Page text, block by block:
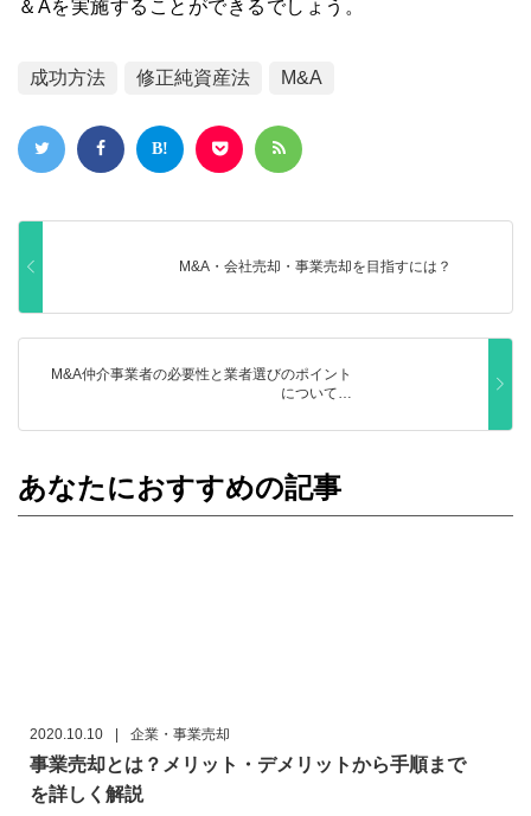
＆Aを実施することができるでしょう。
成功方法 修正純資産法 M&A
M&A・会社売却・事業売却を目指すには？
M&A仲介事業者の必要性と業者選びのポイント
について…
あなたにおすすめの記事
2020.10.10 | 企業・事業売却
事業売却とは？メリット・デメリットから手順まで
を詳しく解説